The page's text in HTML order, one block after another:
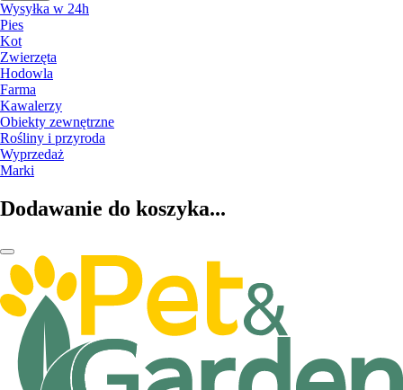
Wysyłka w 24h
Pies
Kot
Zwierzęta
Hodowla
Farma
Kawalerzy
Obiekty zewnętrzne
Rośliny i przyroda
Wyprzedaż
Marki
Dodawanie do koszyka...